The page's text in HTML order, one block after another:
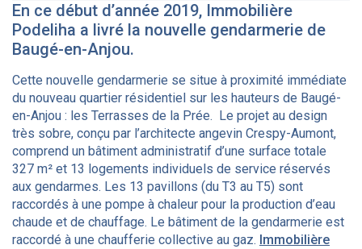
En ce début d’année 2019, Immobilière
Podeliha a livré la nouvelle gendarmerie de
Baugé-en-Anjou.
Cette nouvelle gendarmerie se situe à proximité immédiate
du nouveau quartier résidentiel sur les hauteurs de Baugé-
en-Anjou : les Terrasses de la Prée. Le projet au design
très sobre, conçu par l’architecte angevin Crespy-Aumont,
comprend un bâtiment administratif d’une surface totale
327 m² et 13 logements individuels de service réservés
aux gendarmes. Les 13 pavillons (du T3 au T5) sont
raccordés à une pompe à chaleur pour la production d’eau
chaude et de chauffage. Le bâtiment de la gendarmerie est
raccordé à une chaufferie collective au gaz. Immobilière